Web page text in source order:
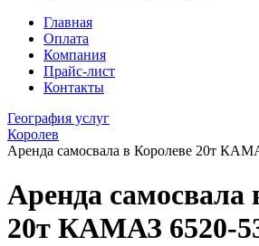
Главная
Оплата
Компания
Прайс-лист
Контакты
География услуг
Королев
Аренда самосвала в Королеве 20т
Аренда самосвала
20т КАМАЗ 6520-